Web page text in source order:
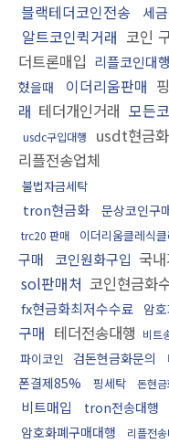
블랙테더코인전송
세
알트코인퀵거래 코인
더트론매입 리플코인대행
혔을때
이더리움판매
래 테더개인거래 모든
usdc구입대행 usdt현금화
리플전송업체
불법자금세탁
tron현금화 문상코인구
trc20 판매 이더리움클레식
구매
코인원화구입 국
sol판매처 코인현금화
fx현금화최저수수료 암
구매 테더전송대행 비트
파이코인 검돈현금화문의
폰결제85%
핑세탁 돈현
비트매입 tron전송대행
암호화폐구매대행 리플전